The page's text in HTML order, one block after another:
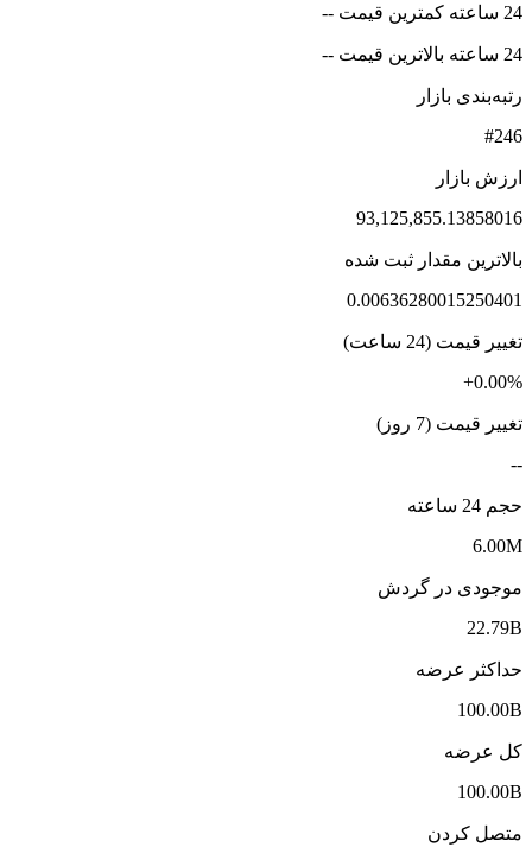
24 ساعته کمترین قیمت --
24 ساعته بالاترین قیمت --
رتبه‌بندی بازار
#246
ارزش بازار
93,125,855.13858016
بالاترین مقدار ثبت شده
0.00636280015250401
تغییر قیمت (24 ساعت)
+0.00%
تغییر قیمت (7 روز)
--
حجم 24 ساعته
6.00M
موجودی در گردش
22.79B
حداکثر عرضه
100.00B
کل عرضه
100.00B
متصل کردن